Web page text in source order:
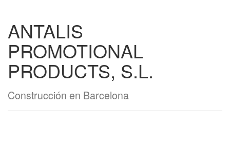
ANTALIS
PROMOTIONAL
PRODUCTS, S.L.
Construcción en Barcelona